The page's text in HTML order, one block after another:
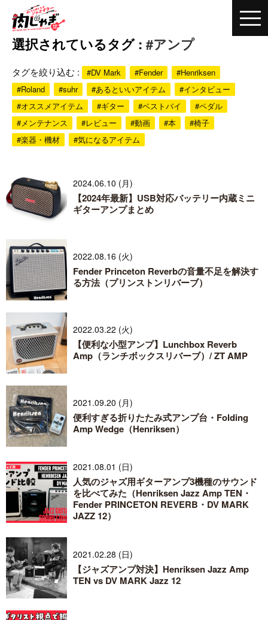
選択されているタグ : #アンプ
タグを絞り込む : #DV Mark #Fender
#Henriksen
#Roland
#suhr #あるといいアイテム
#インタビュー
#オススメアイテム
#ギター #ベストバイ
#ペダル
#メンテナンス
#レビュー #動画 #本
#椅子
#楽器・機材
#気になるアイテム
2024.06.10 (月)
【2024年最新】USB対応バッテリー内蔵ミニ
ギターアンプまとめ
2022.08.16 (火)
Fender Princeton Reverbの音量不足を解決す
る方法（プリンストンリバーブ）
2022.03.22 (火)
【便利な小型アンプ】Lunchbox Reverb
Amp（ランチボックスリバーブ）/ ZT AMP
2021.09.20 (月)
便利すぎる折りたたみ式アンプ台・Folding
Amp Wedge（Henriksen）
2021.08.01 (日)
人気のジャズ用ギターアンプ3機種のサウンド
を比べてみた（Henriksen Jazz Amp TEN・
Fender PRINCETON REVERB・DV MARK
JAZZ 12）
2021.02.28 (日)
【ジャズアンプ対決】Henriksen Jazz Amp
TEN vs DV MARK Jazz 12